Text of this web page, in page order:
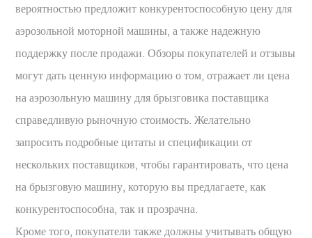
вероятностью предложит конкурентоспособную цену для
аэрозольной моторной машины, а также надежную
поддержку после продажи. Обзоры покупателей и отзывы
могут дать ценную информацию о том, отражает ли цена
на аэрозольную машину для брызговика поставщика
справедливую рыночную стоимость. Желательно
запросить подробные цитаты и спецификации от
нескольких поставщиков, чтобы гарантировать, что цена
на брызговую машину, которую вы предлагаете, как
конкурентоспособна, так и прозрачна.
Кроме того, покупатели также должны учитывать общую